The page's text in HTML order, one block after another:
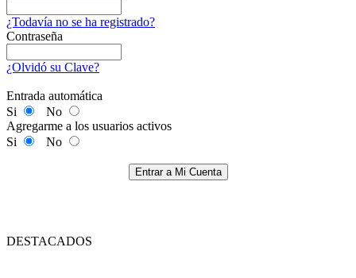
¿Todavía no se ha registrado?
Contraseña
¿Olvidó su Clave?
Entrada automática
Si
No
Agregarme a los usuarios activos
Si
No
Entrar a Mi Cuenta
DESTACADOS